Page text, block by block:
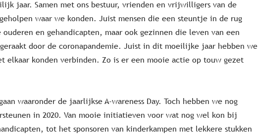
jaar. Samen met ons bestuur, vrienden en vrijwilligers van de
waar we konden. Juist mensen die een steuntje in de rug
ouderen en gehandicapten, maar ook gezinnen die leven van een
door de coronapandemie. Juist in dit moeilijke jaar hebben we
elkaar konden verbinden. Zo is er een mooie actie op touw gezet
waaronder de jaarlijkse A-wareness Day. Toch hebben we nog
in 2020. Van mooie initiatieven voor wat nog wel kon bij
tot het sponsoren van kinderkampen met lekkere stukken